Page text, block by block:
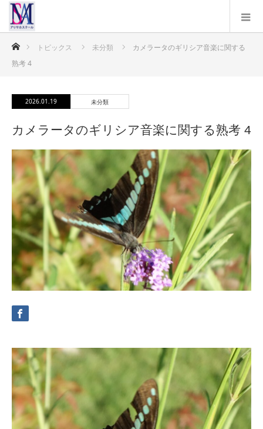
ホームトピックス 未分類
カメラータのギリシア音楽に関する
熟考 4
2026.01.19 未分類
カメラータのギリシア音楽に関する熟考 4